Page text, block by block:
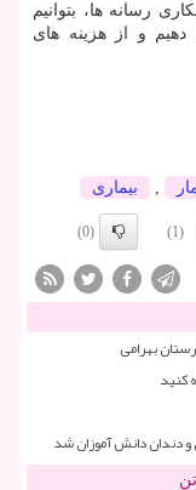
رسانه ها، بتوانیم
و از هزینه های
بیماری
(1)
(0)
بهرامی
کنید
دندان دانش آموزان شد